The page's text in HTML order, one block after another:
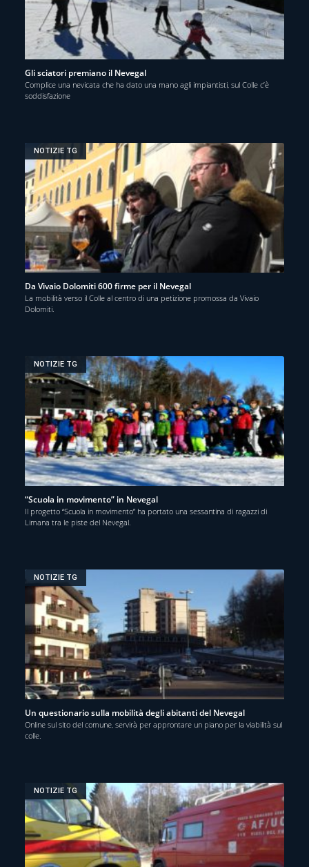
Gli sciatori premiano il Nevegal
Complice una nevicata che ha dato una mano agli impiantisti, sul Colle c’è
soddisfazione
NOTIZIE TG
Da Vivaio Dolomiti 600 firme per il Nevegal
La mobilità verso il Colle al centro di una petizione promossa da Vivaio
Dolomiti.
NOTIZIE TG
“Scuola in movimento” in Nevegal
Il progetto “Scuola in movimento” ha portato una sessantina di ragazzi di
Limana tra le piste del Nevegal.
NOTIZIE TG
Un questionario sulla mobilità degli abitanti del Nevegal
Online sul sito del comune, servirà per approntare un piano per la viabilità sul
colle.
NOTIZIE TG